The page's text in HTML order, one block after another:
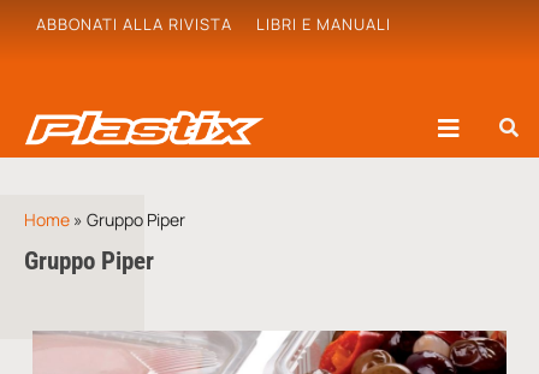
ABBONATI ALLA RIVISTA LIBRI E MANUALI
Home » Gruppo Piper
Gruppo Piper